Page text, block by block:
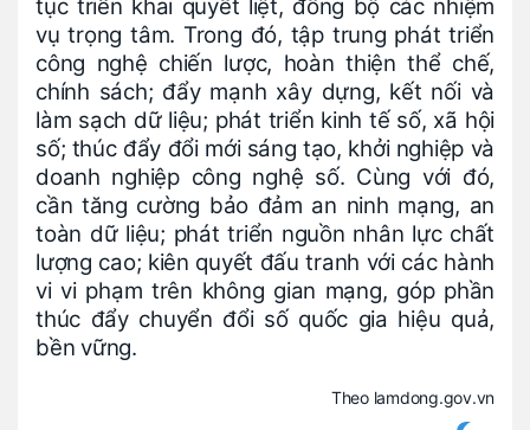
tục triển khai quyết liệt, đồng bộ các nhiệm
vụ trọng tâm. Trong đó, tập trung phát triển
công nghệ chiến lược, hoàn thiện thể chế,
chính sách; đẩy mạnh xây dựng, kết nối và
làm sạch dữ liệu; phát triển kinh tế số, xã hội
số; thúc đẩy đổi mới sáng tạo, khởi nghiệp và
doanh nghiệp công nghệ số. Cùng với đó,
cần tăng cường bảo đảm an ninh mạng, an
toàn dữ liệu; phát triển nguồn nhân lực chất
lượng cao; kiên quyết đấu tranh với các hành
vi vi phạm trên không gian mạng, góp phần
thúc đẩy chuyển đổi số quốc gia hiệu quả,
bền vững.
Theo lamdong.gov.vn